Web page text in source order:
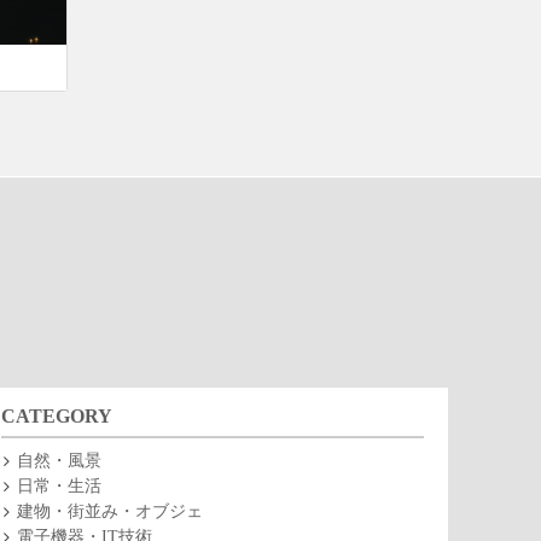
CATEGORY
自然・風景
日常・生活
建物・街並み・オブジェ
電子機器・IT技術